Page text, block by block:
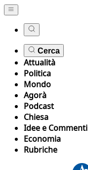
Cerca
Attualità
Politica
Mondo
Agorà
Podcast
Chiesa
Idee e Commenti
Economia
Rubriche